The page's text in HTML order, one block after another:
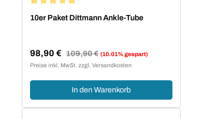
10er Paket Dittmann Ankle-Tube
Verkaufspreis:
98,90 € Regulärer Preis:
109,90 € (10.01% gespart)
Preise inkl. MwSt. zzgl. Versandkosten
In den Warenkorb